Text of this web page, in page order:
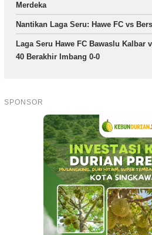
Merdeka
Nantikan Laga Seru: Hawe FC vs
Laga Seru Hawe FC Bawaslu Kalbar
40 Berakhir Imbang 0-0
SPONSOR